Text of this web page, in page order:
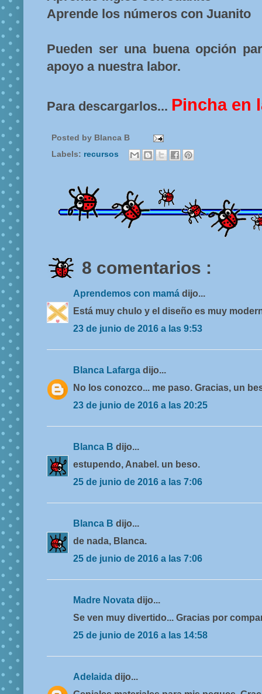
Aprende los números con Juanito
Pueden ser una buena opción
apoyo a nuestra labor.
Para descargarlos... Pincha en
Posted by Blanca B
Labels: recursos
8 comentarios :
Aprendemos con mamá dijo...
Está muy chulo y el diseño es muy
23 de junio de 2016 a las 9:53
Blanca Lafarga dijo...
No los conozco... me paso. Gracias, un
23 de junio de 2016 a las 20:25
Blanca B dijo...
estupendo, Anabel. un beso.
25 de junio de 2016 a las 7:06
Blanca B dijo...
de nada, Blanca.
25 de junio de 2016 a las 7:06
Madre Novata dijo...
Se ven muy divertido... Gracias por
25 de junio de 2016 a las 14:58
Adelaida dijo...